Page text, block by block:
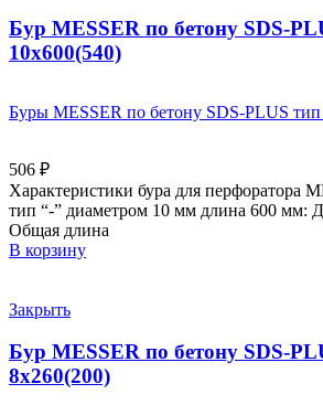
Бур MESSER по бетону SDS-
10х600(540)
Буры MESSER по бетону SDS-PLUS
506 ₽
Характеристики бура для перфоратора
тип “-” диаметром 10 мм длина 600 мм:
Общая длина
В корзину
Закрыть
Бур MESSER по бетону SDS-
8х260(200)